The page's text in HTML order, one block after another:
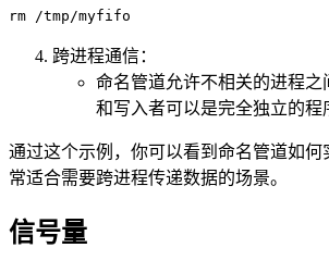
跨进程通信：
命名管道允许不相关的进程之
和写入者可以是完全独立的程
通过这个示例，你可以看到命名管道如何
常适合需要跨进程传递数据的场景。
信号量